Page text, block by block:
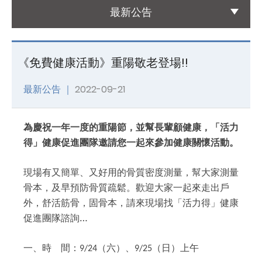
友善連結
Links
最新公告
《免費健康活動》重陽敬老登場!!
最新公告 ｜ 2022-09-21
為慶祝一年一度的重陽節 ，並幫長輩顧健康，「活力
得」健康促進團隊邀請您一起來參加健康關懷活動。
現場有又簡單、又好用的骨質密度測量，幫大家測量
骨本 ，及早預防骨質疏鬆。 歡迎大家一起來走出戶
外 ， 舒活筋骨，固骨本，請來現場找「活力得」健康
促進團隊諮詢…
一、時 間： 9/24 （六） 、 9/25 （日） 上午